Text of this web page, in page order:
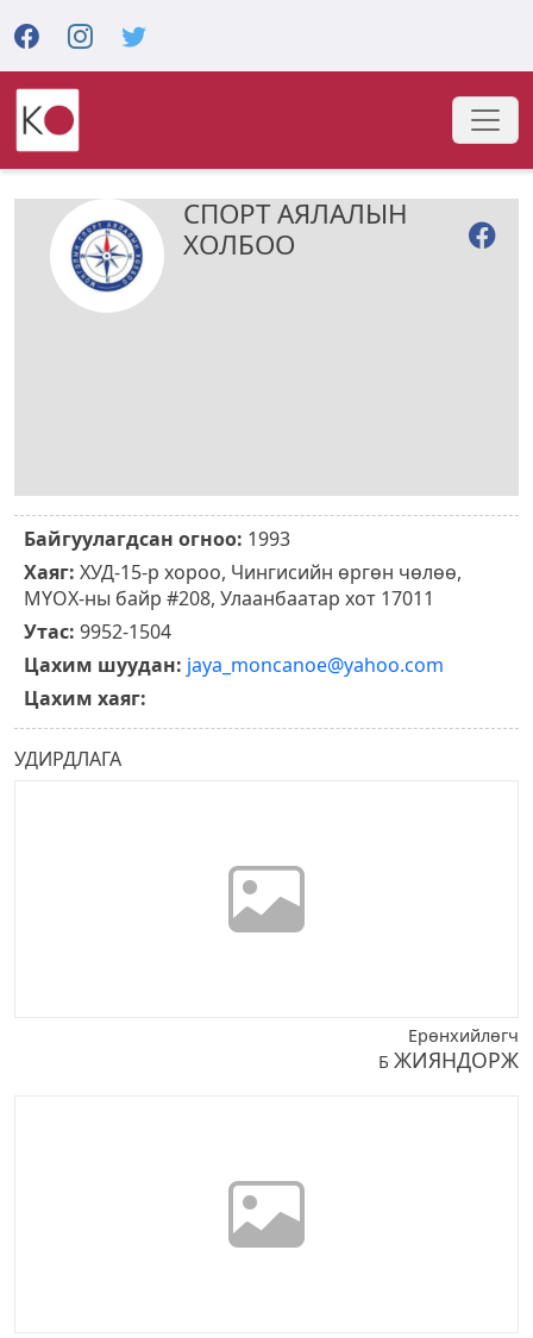
СПОРТ АЯЛАЛЫН
ХОЛБОО
Байгуулагдсан огноо: 1993
Хаяг: ХУД-15-р хороо, Чингисийн өргөн чөлөө,
МҮОХ-ны байр #208, Улаанбаатар хот 17011
Утас: 9952-1504
Цахим шуудан: jaya_moncanoe@yahoo.com
Цахим хаяг:
УДИРДЛАГА
Ерөнхийлөгч
Б ЖИЯНДОРЖ